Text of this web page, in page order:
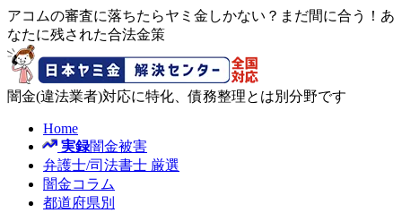
アコムの審査に落ちたらヤミ金しかない？まだ間に合う！あ
なたに残された合法金策
闇金(違法業者)対応に特化、債務整理とは別分野です
Home
実録闇金被害
弁護士/司法書士 厳選
闇金コラム
都道府県別